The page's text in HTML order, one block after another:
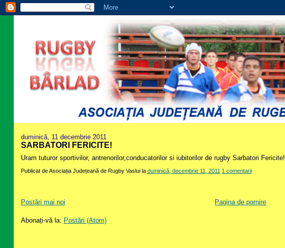
duminică, 11 decembrie 2011
SARBATORI FERICITE!
Uram tuturor sportivilor, antrenorilor,conducatorilor si iubitorilor de rugby Sarbatori Fericite!
Publicat deAsociația Județeană de Rugby Vaslui la duminică, decembrie 11, 2011 1 comentarii
Postări mai noi Pagina de pornire
Abonați-vă la: Postări (Atom)